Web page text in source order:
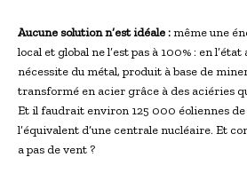
Aucune solution n’est idéale :même une
local et global ne l’est pas à 100% : en l’état
nécessite du métal, produit à base de
transformé en acier grâce à des aciéries
Et il faudrait environ 125 000 éoliennes
l’équivalent d’une centrale nucléaire. Et
a pas de vent ?